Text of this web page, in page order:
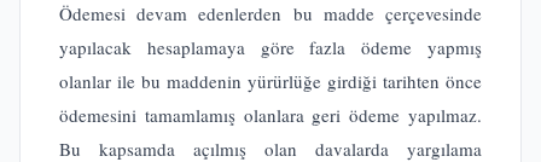
Ödemesi devam edenlerden bu madde çerçevesinde
yapılacak hesaplamaya göre fazla ödeme yapmış
olanlar ile bu maddenin yürürlüğe girdiği tarihten önce
ödemesini tamamlamış olanlara geri ödeme yapılmaz.
Bu kapsamda açılmış olan davalarda yargılama